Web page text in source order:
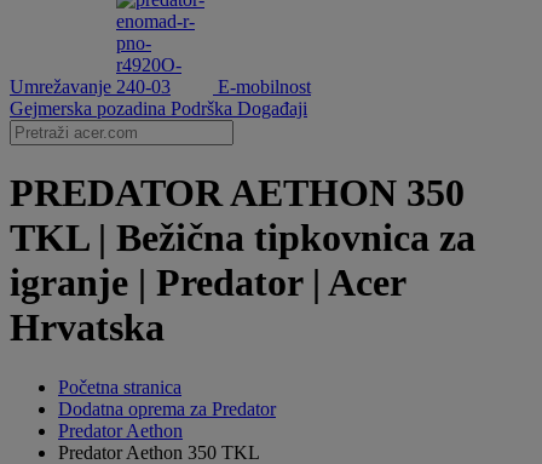
Umrežavanje
E-mobilnost
Gejmerska pozadina Podrška Događaji
PREDATOR AETHON 350
TKL | Bežična tipkovnica za
igranje | Predator | Acer
Hrvatska
Početna stranica
Dodatna oprema za Predator
Predator Aethon
Predator Aethon 350 TKL